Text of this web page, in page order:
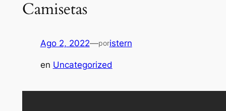
Camisetas
Ago 2, 2022—poristern
en Uncategorized